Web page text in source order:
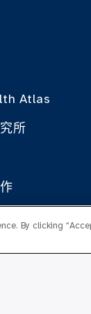
Atlas
所
By clicking